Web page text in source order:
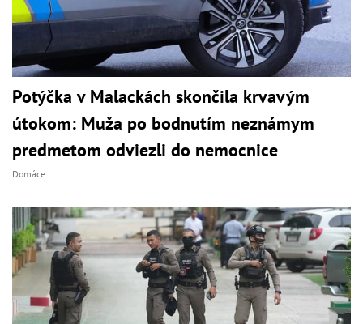
Potýčka v Malackách skončila krvavým
útokom: Muža po bodnutím neznámym
predmetom odviezli do nemocnice
Domáce